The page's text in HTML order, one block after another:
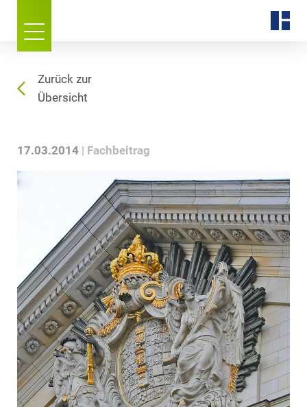
Zurück zur
Übersicht
17.03.2014 Fachbeitrag